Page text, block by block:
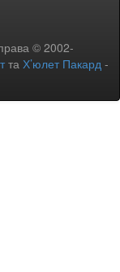
© 2002-
та Х’юлет Пакард -